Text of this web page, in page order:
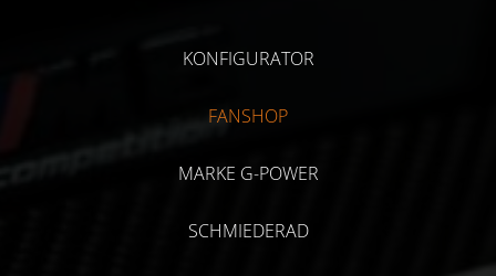
KONFIGURATOR
FANSHOP
MARKE G-POWER
SCHMIEDERAD